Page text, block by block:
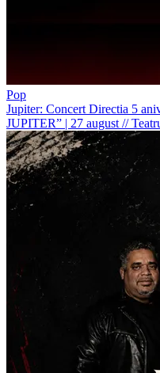
Pop
Jupiter: Concert Directia 5
JUPITER” | 27 august //